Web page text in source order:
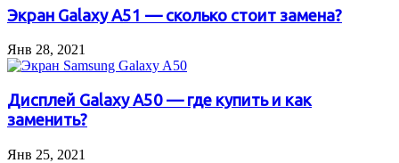
Экран Galaxy A51 — сколько стоит замена?
Янв 28, 2021
Дисплей Galaxy A50 — где купить и как
заменить?
Янв 25, 2021